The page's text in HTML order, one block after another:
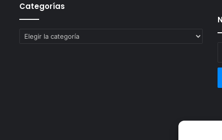
Categorías
Categorías